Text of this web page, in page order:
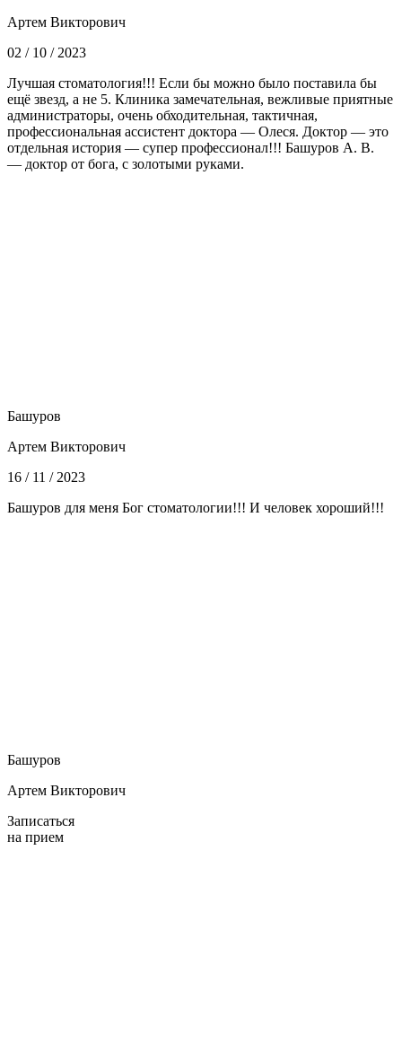
Артем Викторович
02 / 10 / 2023
Лучшая стоматология!!! Если бы можно было поставила бы
ещё звезд, а не 5. Клиника замечательная, вежливые приятные
администраторы, очень обходительная, тактичная,
профессиональная ассистент доктора — Олеся. Доктор — это
отдельная история — супер профессионал!!! Башуров А. В.
— доктор от бога, с золотыми руками.
Башуров
Артем Викторович
16 / 11 / 2023
Башуров для меня Бог стоматологии!!! И человек хороший!!!
Башуров
Артем Викторович
Записаться
на прием